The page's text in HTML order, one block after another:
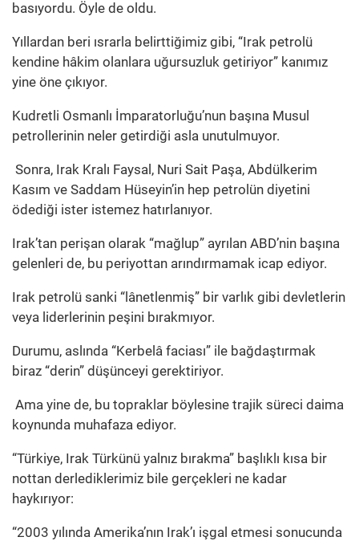
basıyordu. Öyle de oldu.
Yıllardan beri ısrarla belirttiğimiz gibi, “Irak petrolü
kendine hâkim olanlara uğursuzluk getiriyor” kanımız
yine öne çıkıyor.
Kudretli Osmanlı İmparatorluğu’nun başına Musul
petrollerinin neler getirdiği asla unutulmuyor.
Sonra, Irak Kralı Faysal, Nuri Sait Paşa, Abdülkerim
Kasım ve Saddam Hüseyin’in hep petrolün diyetini
ödediği ister istemez hatırlanıyor.
Irak’tan perişan olarak “mağlup” ayrılan ABD’nin başına
gelenleri de, bu periyottan arındırmamak icap ediyor.
Irak petrolü sanki “lânetlenmiş” bir varlık gibi devletlerin
veya liderlerinin peşini bırakmıyor.
Durumu, aslında “Kerbelâ faciası” ile bağdaştırmak
biraz “derin” düşünceyi gerektiriyor.
Ama yine de, bu topraklar böylesine trajik süreci daima
koynunda muhafaza ediyor.
“Türkiye, Irak Türkünü yalnız bırakma” başlıklı kısa bir
nottan derlediklerimiz bile gerçekleri ne kadar
haykırıyor:
“2003 yılında Amerika’nın Irak’ı işgal etmesi sonucunda